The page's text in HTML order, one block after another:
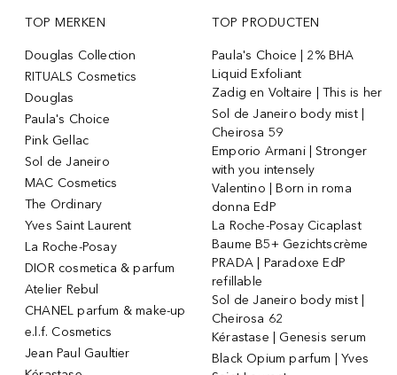
TOP MERKEN
Douglas Collection
RITUALS Cosmetics
Douglas
Paula's Choice
Pink Gellac
Sol de Janeiro
MAC Cosmetics
The Ordinary
Yves Saint Laurent
La Roche-Posay
DIOR cosmetica & parfum
Atelier Rebul
CHANEL parfum & make-up
e.l.f. Cosmetics
Jean Paul Gaultier
TOP PRODUCTEN
Paula's Choice | 2% BHA
Liquid Exfoliant
Zadig en Voltaire | This is her
Sol de Janeiro body mist |
Cheirosa 59
Emporio Armani | Stronger
with you intensely
Valentino | Born in roma
donna EdP
La Roche-Posay Cicaplast
Baume B5+ Gezichtscrème
PRADA | Paradoxe EdP
refillable
Sol de Janeiro body mist |
Cheirosa 62
Kérastase | Genesis serum
Black Opium parfum | Yves